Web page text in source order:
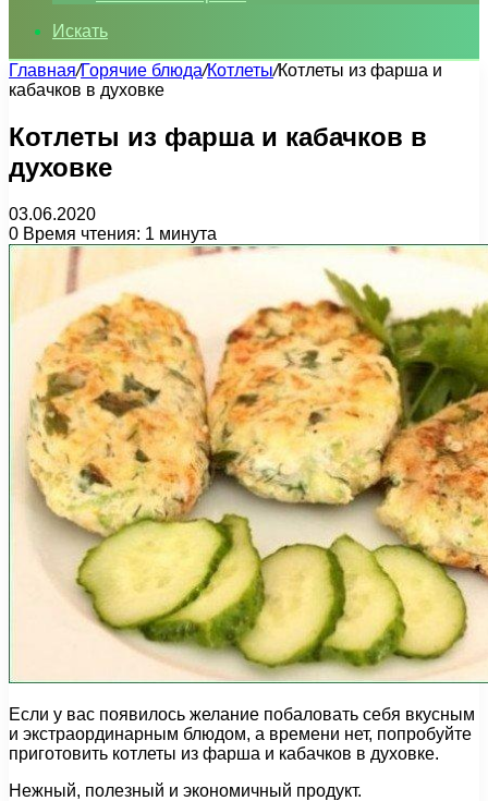
Искать
Главная/Горячие блюда/Котлеты/Котлеты из фарша и
кабачков в духовке
Котлеты из фарша и кабачков в
духовке
03.06.2020
0 Время чтения: 1 минута
Если у вас появилось желание побаловать себя вкусным
и экстраординарным блюдом, а времени нет, попробуйте
приготовить котлеты из фарша и кабачков в духовке.
Нежный, полезный и экономичный продукт.